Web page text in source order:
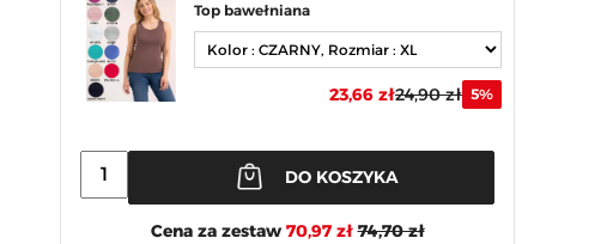
Top bawełniana
23,66 zł24,90 zł 5%
DO KOSZYKA
Cena za zestaw 70,97 zł74,70 zł